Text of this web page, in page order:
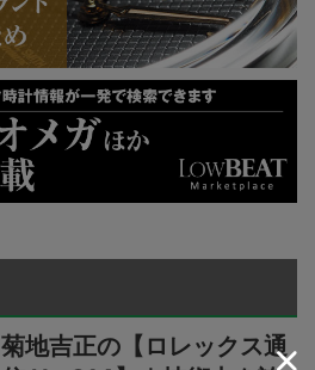
菊地吉正の【ロレックス通